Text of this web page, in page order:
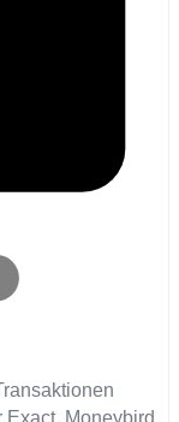
Exact, Moneybird